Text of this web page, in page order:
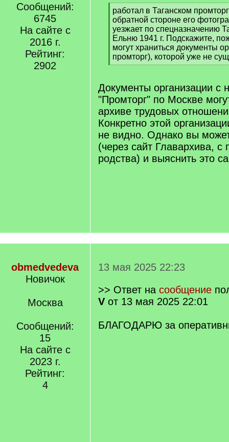
Сообщений:
6745
На сайте с
2016 г.
Рейтинг:
2902
[
q
]
работал в Таганском
обратной стороне его
уезжает по спецназначению
Ельню 1941 г. Подскажите,
могут храниться документы
промторг), которой уже не
[
q
]
Документы организации с
"Промторг" по Москве
архиве трудовых
Конкретно этой
не видно. Однако вы
(через сайт Главархива,
родства) и выяснить это
obmedvedeva
Новичок
Москва
Сообщений:
15
На сайте с
2023 г.
Рейтинг:
4
13 мая 2025 22:23
>> Ответ на сообщение
V от 13 мая 2025 22:01
БЛАГОДАРЮ за